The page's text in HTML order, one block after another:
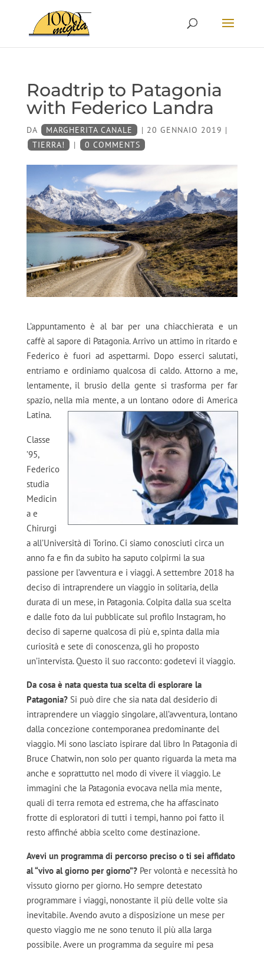
Roadtrip to Patagonia
with Federico Landra
DA MARGHERITA CANALE | 20 GENNAIO 2019 |
TIERRA!
| 0 COMMENTS
L’appuntamento è al bar per una chiacchierata e un
caffè al sapore di Patagonia. Arrivo un attimo in ritardo e
Federico è fuori ad aspettarmi. Dopo esserci salutati,
entriamo e ordiniamo qualcosa di caldo. Attorno a me,
lentamente, il brusio della gente si trasforma per far
spazio, nella mia mente, a un lontano odore di America
Latina.
Classe
’95,
Federico
studia
Medicin
a e
Chirurgi
a all’Università di Torino. Ci siamo conosciuti circa un
anno fa e fin da subito ha saputo colpirmi la sua
passione per l’avventura e i viaggi. A settembre 2018 ha
deciso di intraprendere un viaggio in solitaria, della
durata di un mese, in Patagonia. Colpita dalla sua scelta
e dalle foto da lui pubblicate sul profilo Instagram, ho
deciso di saperne qualcosa di più e, spinta dalla mia
curiosità e sete di conoscenza, gli ho proposto
un’intervista. Questo il suo racconto: godetevi il viaggio.
Da cosa è nata questa tua scelta di esplorare la
Patagonia?Si può dire che sia nata dal desiderio di
intraprendere un viaggio singolare, all’avventura, lontano
dalla concezione contemporanea predominante del
viaggio. Mi sono lasciato ispirare dal libro In Patagonia di
Bruce Chatwin, non solo per quanto riguarda la meta ma
anche e soprattutto nel modo di vivere il viaggio. Le
immagini che la Patagonia evocava nella mia mente,
quali di terra remota ed estrema, che ha affascinato
frotte di esploratori di tutti i tempi, hanno poi fatto il
resto affinché abbia scelto come destinazione.
Avevi un programma di percorso preciso o ti sei affidato
al “vivo al giorno per giorno”? Per volontà e necessità ho
vissuto giorno per giorno. Ho sempre detestato
programmare i viaggi, nonostante il più delle volte sia
inevitabile. Avendo avuto a disposizione un mese per
questo viaggio me ne sono tenuto il più alla larga
possibile. Avere un programma da seguire mi pesa